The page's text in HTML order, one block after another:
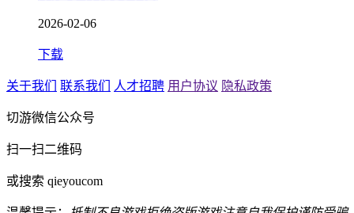
2026-02-06
下载
关于我们 联系我们 人才招聘 用户协议 隐私政策
切游微信公众号
扫一扫二维码
或搜索 qieyoucom